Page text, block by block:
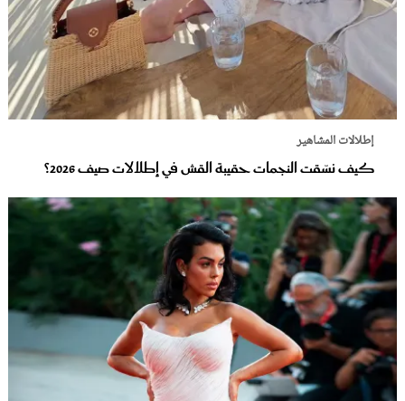
إطلالات المشاهير
كيف نسّقت النجمات حقيبة القش في إطلالات صيف 2026؟